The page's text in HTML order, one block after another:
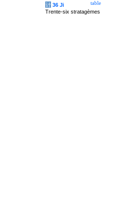
table
计 36 Ji
Trente-six stratagèmes